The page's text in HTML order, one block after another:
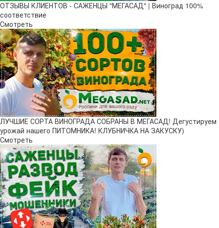
ОТЗЫВЫ КЛИЕНТОВ - САЖЕНЦЫ "МЕГАСАД" | Виноград 100%
соответствие
Смотреть
ЛУЧШИЕ СОРТА ВИНОГРАДА СОБРАНЫ В МЕГАСАД! Дегустируем
урожай нашего ПИТОМНИКА! КЛУБНИЧКА НА ЗАКУСКУ)
Смотреть